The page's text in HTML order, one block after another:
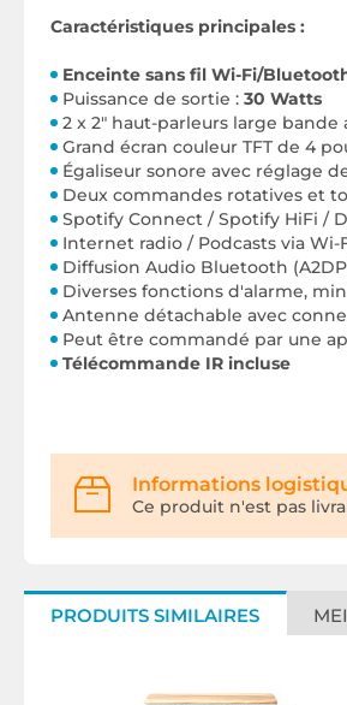
Caractéristiques principales :
Enceinte sans fil Wi-Fi/
Puissance de sortie : 30 Watts
2 x 2" haut-parleurs large bande
Grand écran couleur TFT de 4
Égaliseur sonore avec réglage
Deux commandes rotatives et
Spotify Connect / Spotify HiFi /
Internet radio / Podcasts via Wi-
Diffusion Audio Bluetooth
Diverses fonctions d'alarme,
Antenne détachable avec
Peut être commandé par une
Télécommande IR incluse
Informations
Ce produit n'est pas
PRODUITS SIMILAIRES